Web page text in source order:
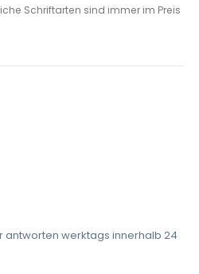
Schriftarten sind immer im Preis
antworten werktags innerhalb 24